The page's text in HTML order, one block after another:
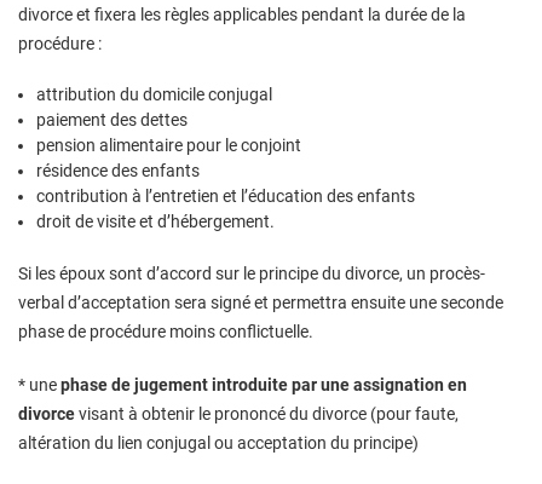
divorce et fixera les règles applicables pendant la durée de la
procédure :
attribution du domicile conjugal
paiement des dettes
pension alimentaire pour le conjoint
résidence des enfants
contribution à l’entretien et l’éducation des enfants
droit de visite et d’hébergement.
Si les époux sont d’accord sur le principe du divorce, un procès-
verbal d’acceptation sera signé et permettra ensuite une seconde
phase de procédure moins conflictuelle.
* unephase de jugement introduite par une assignation en
divorcevisant à obtenir le prononcé du divorce (pour faute,
altération du lien conjugal ou acceptation du principe)